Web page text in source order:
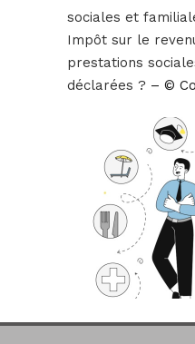
sociales et
Impôt sur le
prestations
déclarées ? – ©